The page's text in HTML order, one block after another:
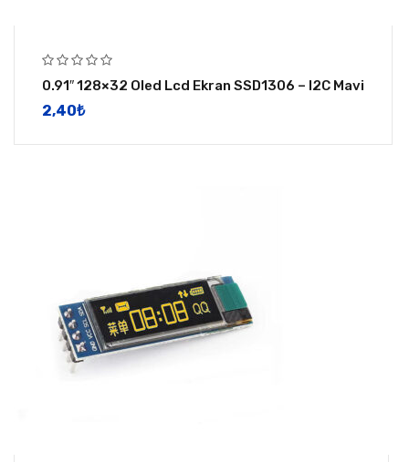
0.91″ 128×32 Oled Lcd Ekran SSD1306 – I2C Mavi
2,40​₺